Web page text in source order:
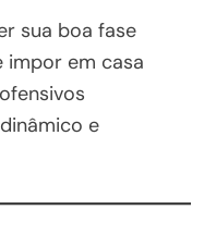
sua boa fase
impor em casa
e